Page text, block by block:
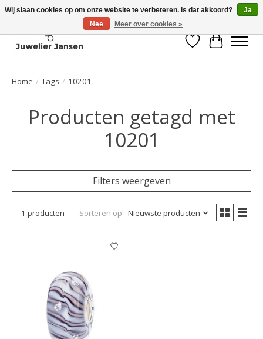
Verlanglijst
Home / Tags / 10201
Producten getagd met
10201
Filters weergeven
1 producten Sorteren op Nieuwste producten
Wij slaan cookies op om onze website te verbeteren. Is dat akkoord?
Ja
Nee
Meer over cookies »